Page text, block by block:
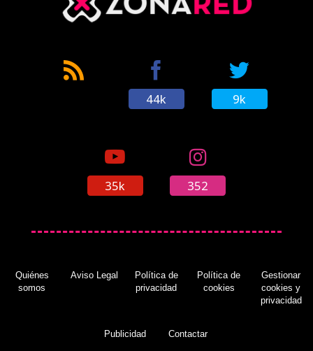
44k 9k
35k 352
Quiénes
somos
Aviso Legal
Política de
privacidad
Política de
cookies
Gestionar
cookies y
privacidad
Publicidad Contactar